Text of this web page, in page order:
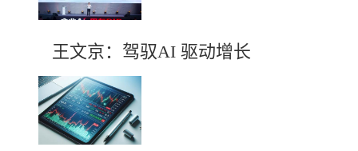
王文京：驾驭AI 驱动增长